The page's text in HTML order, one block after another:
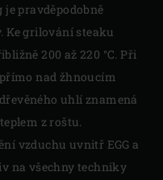
je pravděpodobně
Ke grilování steaku
200 až 220 °C. Při
nad žhnoucím
uhlí znamená
z roštu.
vzduchu uvnitř EGG a
na všechny techniky